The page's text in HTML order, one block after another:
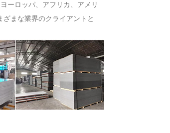
ーロッパ、アフリカ、アメリ
まな業界のクライアントと